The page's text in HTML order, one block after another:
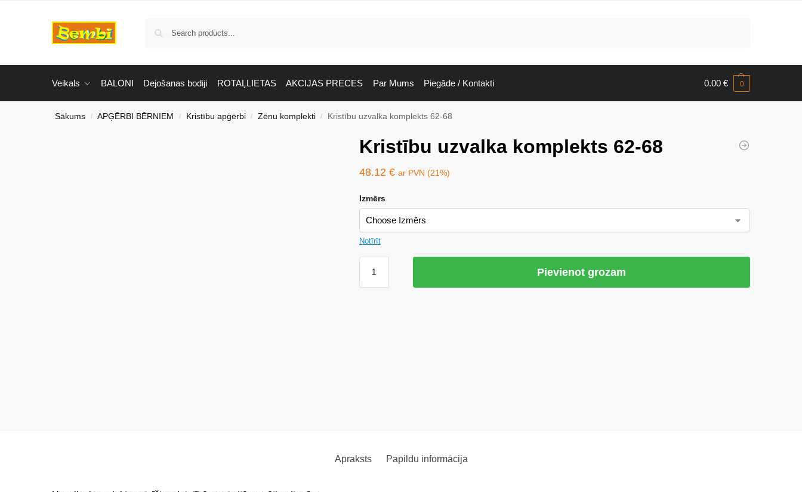
Veikals BALONI Dejošanas bodiji ROTAĻLIETAS AKCIJAS PRECES Par Mums Piegāde / Kontakti 0.00 € 0
Sākums / APĢĒRBI BĒRNIEM / Kristību apģērbi / Zēnu komplekti / Kristību uzvalka komplekts 62-68
Kristību uzvalka komplekts 62-68
48.12 € ar PVN (21%)
Izmērs
Notīrīt
Pievienot grozam
Apraksts Papildu informācija